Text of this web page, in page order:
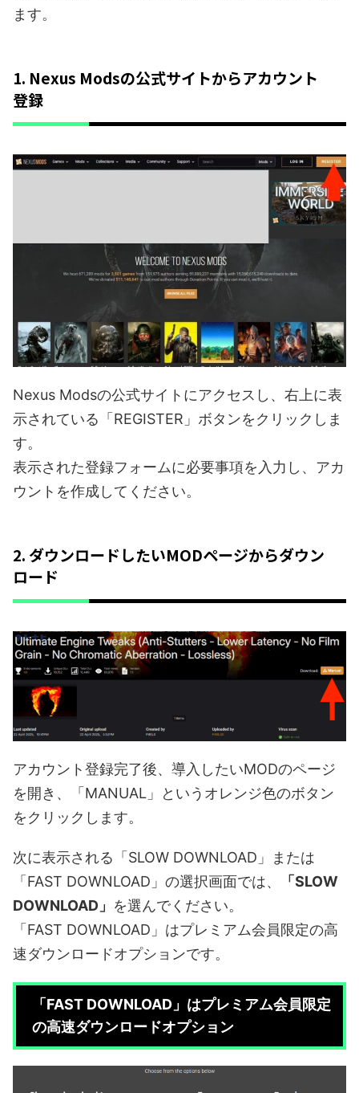
ます。
1. Nexus Modsの公式サイトからアカウント
登録
Nexus Modsの公式サイトにアクセスし、右上に表
示されている「REGISTER」ボタンをクリックしま
す。
表示された登録フォームに必要事項を入力し、アカ
ウントを作成してください。
2. ダウンロードしたいMODページからダウン
ロード
アカウント登録完了後、導入したいMODのページ
を開き、「MANUAL」というオレンジ色のボタン
をクリックします。
次に表示される「SLOW DOWNLOAD」または
「FAST DOWNLOAD」の選択画面では、
「SLOW
DOWNLOAD」 を選んでください。
「FAST DOWNLOAD」はプレミアム会員限定の高
速ダウンロードオプションです。
「FAST DOWNLOAD」はプレミアム会員限定
の高速ダウンロードオプション